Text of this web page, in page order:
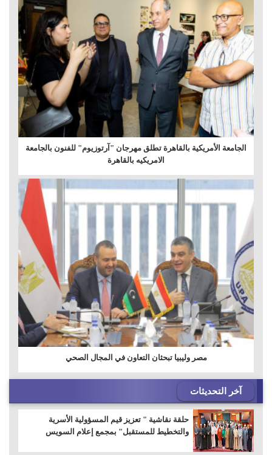
الجامعة الأمريكية بالقاهرة تطلق مهرجان "آرتوزيوم" للفنون بالجامعة
الامريكيه بالقاهرة
مصر وليبيا تبحثان التعاون في المجال الصحي
آخر التحديثات
حلقة نقاشية " تعزيز قيم المسؤولية الأسرية
والتخطيط للمستقبل" بمجمع إعلام السويس